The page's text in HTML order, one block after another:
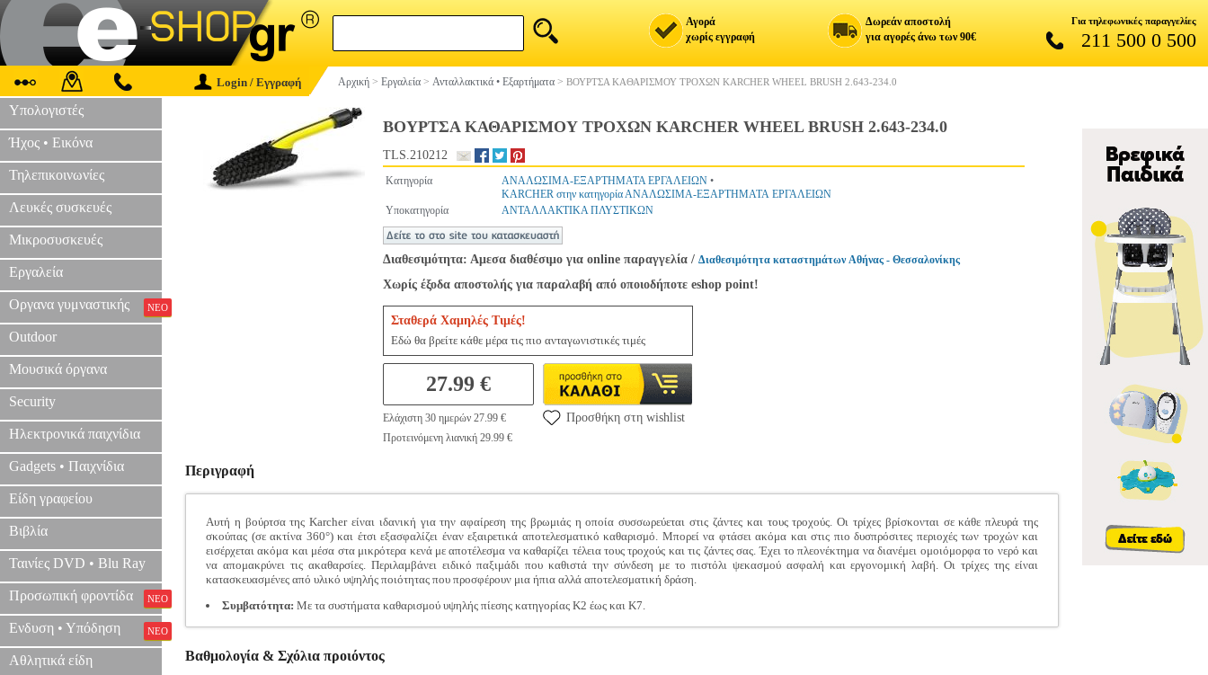
Αγορά
χωρίς εγγραφή
Δωρεάν αποστολή
για αγορές άνω των 90€
Για τηλεφωνικές παραγγελίες
211 500 0 500
Login / Εγγραφή Αρχική > Εργαλεία > Ανταλλακτικά • Εξαρτήματα > ΒΟΥΡΤΣΑ ΚΑΘΑΡΙΣΜΟΥ ΤΡΟΧΩΝ KARCHER WHEEL BRUSH 2.643-234.0
Υπολογιστές
Ήχος • Εικόνα
Τηλεπικοινωνίες
Λευκές συσκευές
Μικροσυσκευές
Εργαλεία
Οργανα γυμναστικής ΝΕΟ
Outdoor
Μουσικά όργανα
Security
Ηλεκτρονικά παιχνίδια
Gadgets • Παιχνίδια
Είδη γραφείου
Βιβλία
Ταινίες DVD • Blu Ray
Προσωπική φροντίδα ΝΕΟ
Ενδυση • Υπόδηση ΝΕΟ
Αθλητικά είδη
ΒΟΥΡΤΣΑ ΚΑΘΑΡΙΣΜΟΥ ΤΡΟΧΩΝ KARCHER WHEEL BRUSH 2.643-234.0
TLS.210212
Κατηγορία ΑΝΑΛΩΣΙΜΑ-ΕΞΑΡΤΗΜΑΤΑ ΕΡΓΑΛΕΙΩΝ •
KARCHER στην κατηγορία ΑΝΑΛΩΣΙΜΑ-ΕΞΑΡΤΗΜΑΤΑ ΕΡΓΑΛΕΙΩΝ
Υποκατηγορία
ΑΝΤΑΛΛΑΚΤΙΚΑ ΠΛΥΣΤΙΚΩΝ
Διαθεσιμότητα: Αμεσα διαθέσιμο για online παραγγελία / Διαθεσιμότητα καταστημάτων Αθήνας - Θεσσαλονίκης
Χωρίς έξοδα αποστολής για παραλαβή από οποιοδήποτε eshop point!
Σταθερά Χαμηλές Τιμές!
Εδώ θα βρείτε κάθε μέρα τις πιο ανταγωνιστικές τιμές
27.99 €
Ελάχιστη 30 ημερών 27.99 €
Προτεινόμενη λιανική 29.99 €
Προσθήκη στη wishlist
Περιγραφή
Αυτή η βούρτσα της Karcher είναι ιδανική για την αφαίρεση της βρωμιάς η οποία συσσωρεύεται στις ζάντες και τους τροχούς. Οι τρίχες βρίσκονται σε κάθε πλευρά της
σκούπας (σε ακτίνα 360°) και έτσι εξασφαλίζει έναν εξαιρετικά αποτελεσματικό καθαρισμό. Μπορεί να φτάσει ακόμα και στις πιο δυσπρόσιτες περιοχές των τροχών και
εισέρχεται ακόμα και μέσα στα μικρότερα κενά με αποτέλεσμα να καθαρίζει τέλεια τους τροχούς και τις ζάντες σας. Έχει το πλεονέκτημα να διανέμει ομοιόμορφα το νερό και
να απομακρύνει τις ακαθαρσίες. Περιλαμβάνει ειδικό παξιμάδι που καθιστά την σύνδεση με το πιστόλι ψεκασμού ασφαλή και εργονομική λαβή. Οι τρίχες της είναι
κατασκευασμένες από υλικό υψηλής ποιότητας που προσφέρουν μια ήπια αλλά αποτελεσματική δράση.
Συμβατότητα: Με τα συστήματα καθαρισμού υψηλής πίεσης κατηγορίας Κ2 έως και Κ7.
Βαθμολογία & Σχόλια προιόντος